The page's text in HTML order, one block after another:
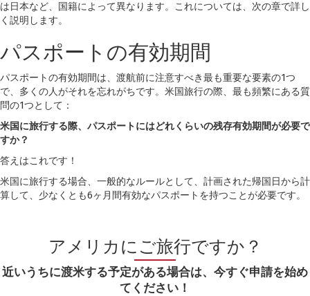
は日本など、国籍によって異なります。これについては、次の章で詳し
く説明します。
パスポートの有効期間
パスポートの有効期間は、渡航前に注意すべき最も重要な要素の1つ
で、多くの人がそれを忘れがちです。米国旅行の際、最も頻繁にある質
問の1つとして：
米国に旅行する際、パスポートにはどれくらいの残存有効期間が必要で
すか？
答えはこれです！
米国に旅行する場合、一般的なルールとして、計画された帰国日から計
算して、少なくとも6ヶ月間有効なパスポートを持つことが必要です。
アメリカにご旅行ですか？
近いうちに渡米する予定がある場合は、今すぐ申請を始め
てください！